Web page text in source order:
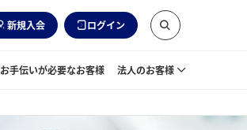
新規入会 ログイン
お手伝いが必要なお客様 法人のお客様